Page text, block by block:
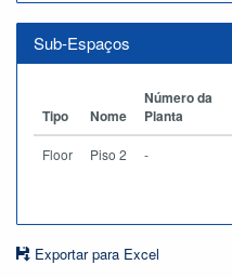
Sub-Espaços
Tipo Nome
Número da
Planta
Floor Piso 2 -
Exportar para Excel